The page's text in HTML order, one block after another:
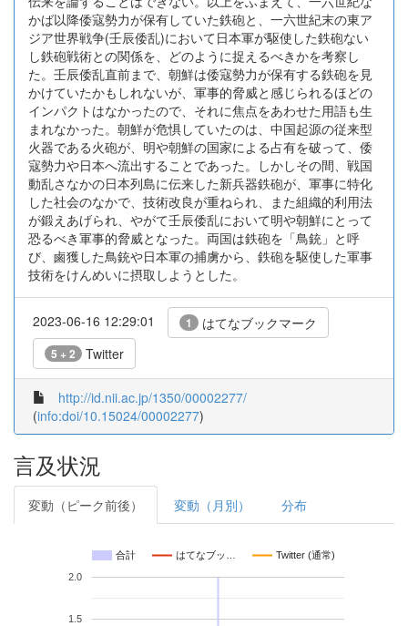
かば以降倭寇勢力が保有していた鉄砲と、一六世紀末の東ア
ジア世界戦争(壬辰倭乱)において日本軍が駆使した鉄砲ない
し鉄砲戦術との関係を、どのように捉えるべきかを考察し
た。壬辰倭乱直前まで、朝鮮は倭寇勢力が保有する鉄砲を見
かけていたかもしれないが、軍事的脅威と感じられるほどの
インパクトはなかったので、それに焦点をあわせた用語も生
まれなかった。朝鮮が危惧していたのは、中国起源の従来型
火器である火砲が、明や朝鮮の国家による占有を破って、倭
寇勢力や日本へ流出することであった。しかしその間、戦国
動乱さなかの日本列島に伝来した新兵器鉄砲が、軍事に特化
した社会のなかで、技術改良が重ねられ、また組織的利用法
が鍛えあげられ、やがて壬辰倭乱において明や朝鮮にとって
恐るべき軍事的脅威となった。両国は鉄砲を「鳥銃」と呼
び、鹵獲した鳥銃や日本軍の捕虜から、鉄砲を駆使した軍事
技術をけんめいに摂取しようとした。
2023-06-16 12:29:01 1 はてなブックマーク
5 + 2 Twitter
http://id.nii.ac.jp/1350/00002277/
(info:doi/10.15024/00002277)
言及状況
変動（ピーク前後） 変動（月別） 分布
合計 はてなブッ… Twitter (通常)
1.5
2.0